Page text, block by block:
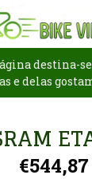
destina-
e delas
€544,87